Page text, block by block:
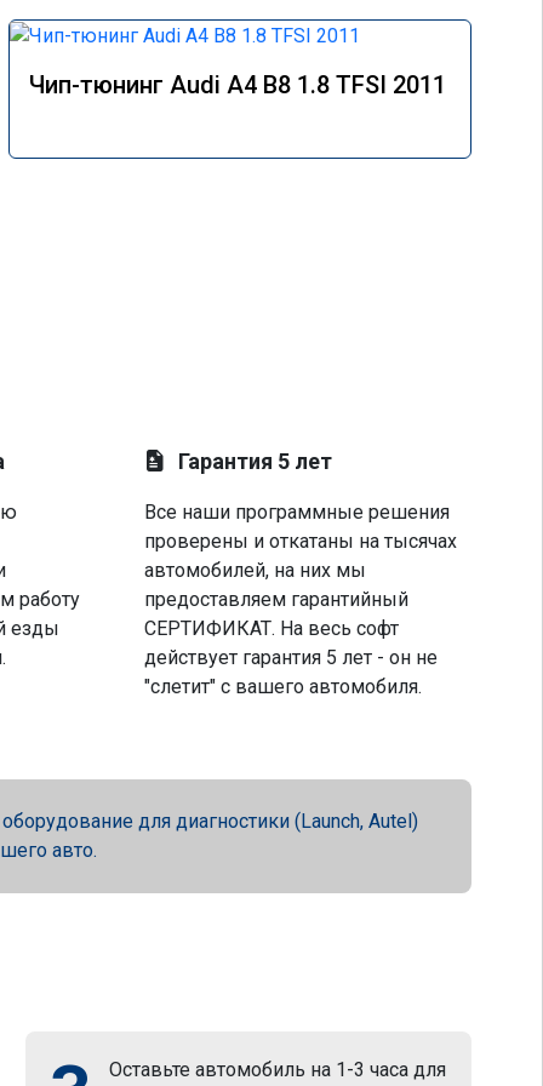
Чип-тюнинг Audi A4 B8 1.8 TFSI 2011
работу
езды
Гарантия 5 лет
Все наши программные решения
проверены и откатаны на тысячах
автомобилей, на них мы
предоставляем гарантийный
СЕРТИФИКАТ. На весь софт
действует гарантия 5 лет - он не
"слетит" с вашего автомобиля.
для диагностики (Launch, Autel)
авто.
Оставьте автомобиль на 1-3 часа для